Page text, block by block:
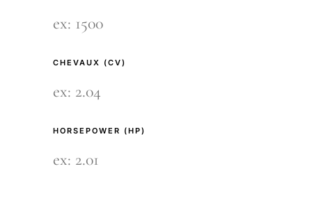
CHEVAUX (CV)
HORSEPOWER (HP)